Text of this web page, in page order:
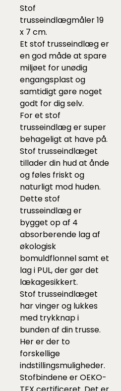
Stof
trusseindlægmåler 19
x 7 cm.
Et stof trusseindlæg er
en god måde at spare
miljøet for unødig
engangsplast og
samtidigt gøre noget
godt for dig selv.
For et stof
trusseindlæg er super
behageligt at have på.
Stof trusseindlæget
tillader din hud at ånde
og føles friskt og
naturligt mod huden.
Dette stof
trusseindlæg er
bygget op af 4
absorberende lag af
økologisk
bomuldflonnel samt et
lag i PUL, der gør det
lækagesikkert.
Stof trusseindlæget
har vinger og lukkes
med trykknap i
bunden af din trusse.
Her er der to
forskellige
indstillingsmuligheder.
Stofbindene er OEKO-